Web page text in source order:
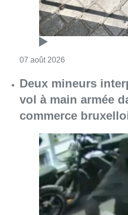
07 août 2026Consulter l'article
Partager l'article
Facebook
TwitterWhatsApp
Share